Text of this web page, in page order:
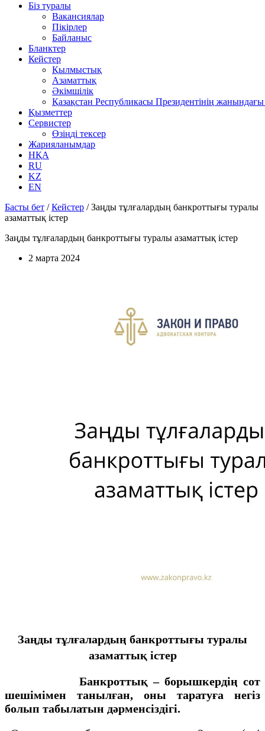
Біз туралы
Вакансиялар
Пікірлер
Байланыс
Бланктер
Кейстер
Қылмыстық
Азаматтық
Әкімшілік
Қазақстан Республикасы Президентінің
Қызметтер
Сервистер
Өзіңді тексер
Жарияланымдар
НҚА
RU
KZ
EN
Басты бет /Кейстер /Заңды тұлғалардың банкроттығы туралы
азаматтық істер
Заңды тұлғалардың банкроттығы туралы азаматтық істер
2 марта 2024
Заңды тұлғалардың банкроттығы туралы
азаматтық істер
Банкроттық – борышкердiң сот
шешiмiмен танылған, оны таратуға негiз
болып табылатын дәрменсiздiгi.